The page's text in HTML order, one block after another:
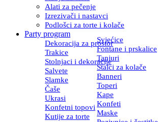
Alati za pečenje
Izrezivači i nastavci
Podlošci za torte i kolače
Party program
Dekoracija za prostor
Svjećice
Trakice
Fontane i prskalice
Stolnjaci i dekoracije
Tanjuri
Salvete
Stalci za kolače
Slamke
Banneri
Čaše
Toperi
Ukrasi
Kape
Konfetni topovi Konfeti
Kutije za torte
Maske